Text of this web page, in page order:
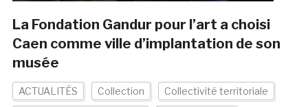
La Fondation Gandur pour l’art a choisi
Caen comme ville d’implantation de son
musée
ACTUALITÉS Collection Collectivité territoriale